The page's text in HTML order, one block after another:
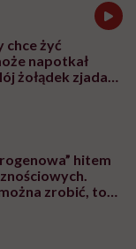
chce żyć
napotkał
żołądek zjada
hitem
zrobić, to